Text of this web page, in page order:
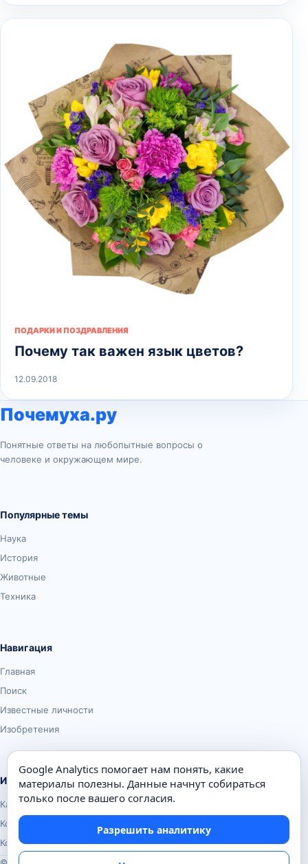
ПОДАРКИ И ПОЗДРАВЛЕНИЯ
Почему так важен язык цветов?
12.09.2018
Почемуха.ру
Понятные ответы на любопытные вопросы о
человеке и окружающем мире.
Популярные темы
Наука
История
Животные
Техника
Навигация
Главная
Поиск
Известные личности
Изобретения
Информация
Карта сайта
Контакты
Конфиденциальность
Google Analytics помогает нам понять, какие
материалы полезны. Данные начнут собираться
только после вашего согласия.
Разрешить аналитику